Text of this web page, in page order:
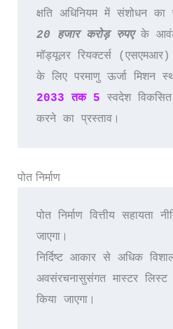
क्षति अधिनियम में संशोधन का
20 हजार करोड़ रुपए के
मॉड्यूलर रियक्टर्स
2033 तक 5 स्वदेश
करने का प्रस्ताव।
पोत निर्माण
पोत निर्माण वित्तीय सहायता
जाएगा।
निर्दिष्ट आकार से अधिक
अवसंरचनासुसंगत मास्टर
किया जाएगा।